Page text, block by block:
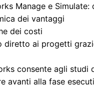
Manage e Simulate:
dei vantaggi
dei costi
diretto ai progetti
consente agli studi
avanti alla fase